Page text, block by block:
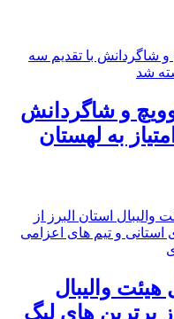
و شاگردانش
به لهستان
والیبال
برترین های لیگ